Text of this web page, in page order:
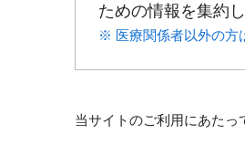
ための情報を集約
※ 医療関係者以外の方
当サイトのご利用にあたっ